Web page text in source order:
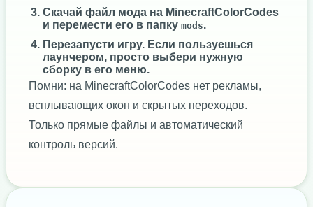
Скачай файл мода на MinecraftColorCodes
и перемести его в папку mods.
Перезапусти игру. Если пользуешься
лаунчером, просто выбери нужную
сборку в его меню.
Помни: на MinecraftColorCodes нет рекламы,
всплывающих окон и скрытых переходов.
Только прямые файлы и автоматический
контроль версий.